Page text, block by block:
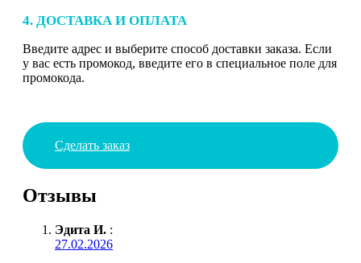
4. ДОСТАВКА И ОПЛАТА
Введите адрес и выберите способ доставки заказа. Если
у вас есть промокод, введите его в специальное поле для
промокода.
Сделать заказ
Отзывы
Эдита И. :
27.02.2026